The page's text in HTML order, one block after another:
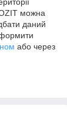
можна
даний
або через